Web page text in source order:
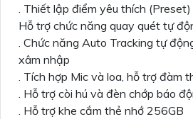
. Thiết lập điểm yêu thích
Hỗ trợ chức năng quay quét tự
. Chức năng Auto Tracking tự
xâm nhập
. Tích hợp Mic và loa, hỗ trợ đàm
. Hỗ trợ còi hú và đèn chớp báo
. Hỗ trợ khe cắm thẻ nhớ 256GB